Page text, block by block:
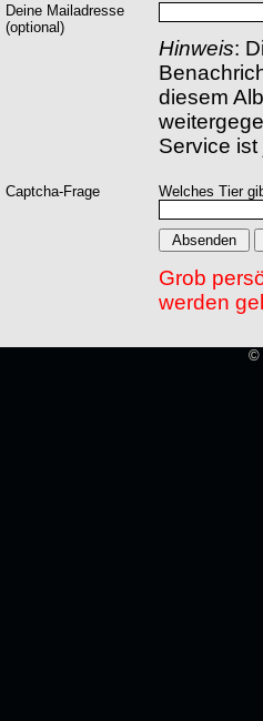
Deine Mailadresse
(optional)
Hinweis:
diesem
Service
Captcha-Frage Welches Tier
Grob
werden
©